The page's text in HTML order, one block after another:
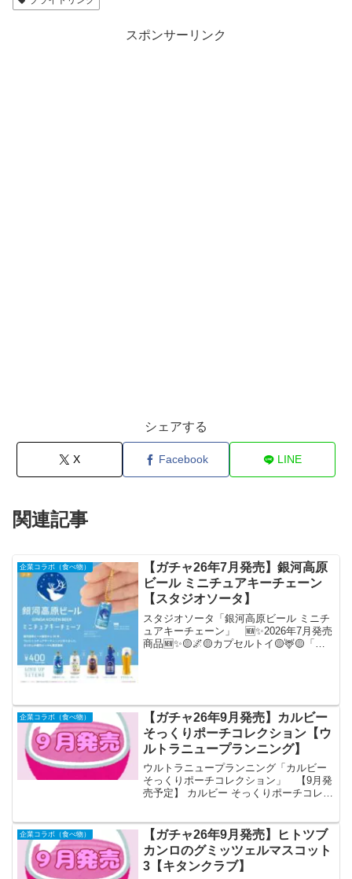
スポンサーリンク
シェアする
X Facebook LINE
関連記事
企業コラボ（食べ物）
【ガチャ26年7月発売】銀河高原
ビール ミニチュアキーチェーン
【スタジオソータ】
スタジオソータ「銀河高原ビール ミニチ
ュアキーチェーン」 🆕✨2026年7月発売
商品🆕✨🟡🌌🟡カプセルトイ🟡🦌🟡「銀
企業コラボ（食べ物）
【ガチャ26年9月発売】カルビー
そっくりポーチコレクション【ウ
ルトラニュープランニング】
ウルトラニュープランニング「カルビー
そっくりポーチコレクション」 【9月発
売予定】 カルビー そっくりポーチコレク
ン」が全国のカプセルトイ売り場から発
売されます。 ...
企業コラボ（食べ物）
【ガチャ26年9月発売】ヒトツブ
カンロのグミッツェルマスコット
3【キタンクラブ】